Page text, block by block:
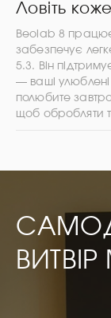
Ловіть
Beolab 8
забезпечує
5.3. Він
— ваші улюблені
полюбите
щоб обробляти